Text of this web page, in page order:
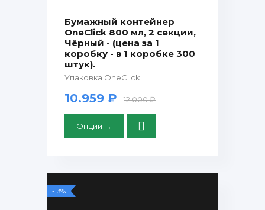
Бумажный контейнер
OneClick 800 мл, 2 секции,
Чёрный - (цена за 1
коробку - в 1 коробке 300
штук).
Упаковка OneClick
10.959 ₽ 12.000 ₽
Опции →
-13%